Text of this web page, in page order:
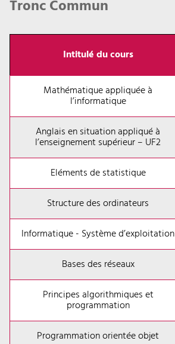
Tronc Commun
Intitulé du cours
Mathématique appliquée à
l’informatique
Anglais en situation appliqué à
l’enseignement supérieur – UF2
Eléments de statistique
Structure des ordinateurs
Informatique - Système d’exploitation
Bases des réseaux
Principes algorithmiques et
programmation
Programmation orientée objet